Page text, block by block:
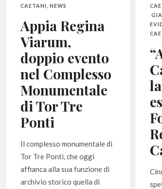
CAETANI
NEWS
Appia Regina
Viarum,
doppio evento
nel Complesso
Monumentale
di Tor Tre
Ponti
Il complesso monumentale di
Tor Tre Ponti, che oggi
affianca alla sua funzione di
archivio storico quella di